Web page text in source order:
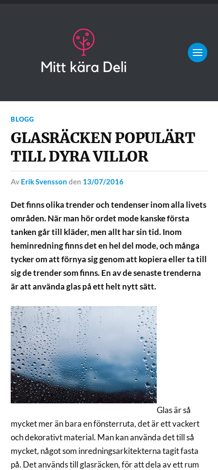
BLOGG
GLASRÄCKEN POPULÄRT
TILL DYRA VILLOR
av Erik Svensson den 13/07/2016
Det finns olika trender och tendenser inom alla livets
områden. När man hör ordet mode kanske första
tanken går till kläder, men allt har sin tid. Inom
heminredning finns det en hel del mode, och många
tycker om att förnya sig genom att kopiera eller ta till
sig de trender som finns. En av de senaste trenderna
är att använda glas på ett helt nytt sätt.
Glas är så
mycket mer än bara en fönsterruta, det är ett vackert
och dekorativt material. Man kan använda det till så
mycket, något som inredningsarkitekterna tagit fasta
på. Det används till glasräcken, för att dela av ett rum